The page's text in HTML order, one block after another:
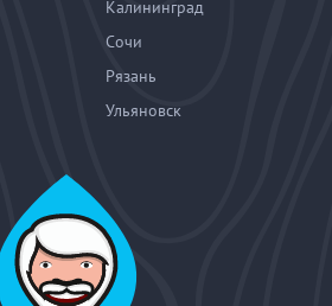
Калининград
Сочи
Рязань
Ульяновск